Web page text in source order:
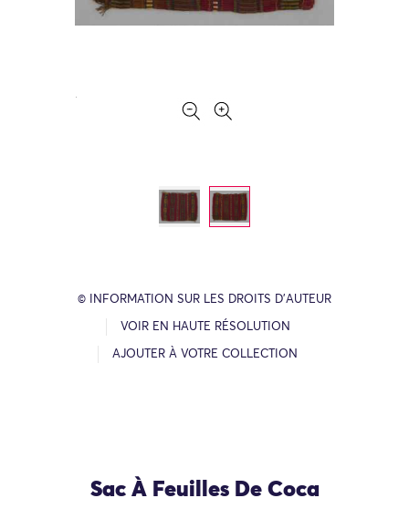
© INFORMATION SUR LES DROITS D’AUTEUR
VOIR EN HAUTE RÉSOLUTION
AJOUTER À VOTRE COLLECTION
Sac À Feuilles De Coca